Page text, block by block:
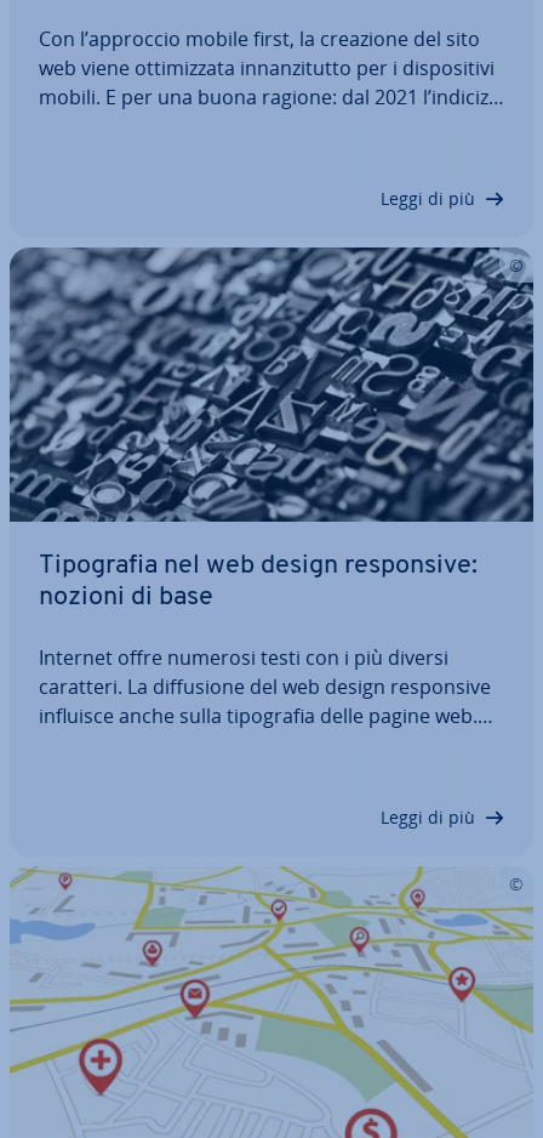
Con l’approccio mobile first, la creazione del sito
web viene ot­ti­miz­za­ta in­nan­zi­tut­to per i di­spo­si­ti­vi
mobili. E per una buona ragione: dal 2021 l’in­di­ciz­
Leggi di più
Ti­po­gra­fia nel web design re­spon­si­ve:
nozioni di base
Internet offre numerosi testi con i più diversi
caratteri. La dif­fu­sio­ne del web design re­spon­si­ve
influisce anche sulla ti­po­gra­fia delle pagine web.
Leggi di più